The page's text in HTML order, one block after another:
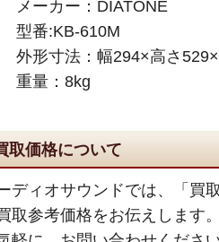
メーカー：DIATONE
型番:KB-610M
外形寸法：幅294×高さ
重量：8kg
取価格について
ディオサウンドでは、「買
取参考価格をお伝えします。